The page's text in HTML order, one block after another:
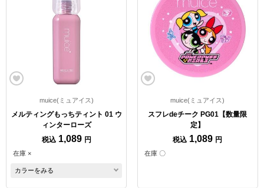
muice(ミュアイス)
メルティングもっちティント 01 ウ
ィンターローズ
税込 1,089 円
在庫 ×
カラーをみる
muice(ミュアイス)
スフレdeチーク PG01【数量限
定】
税込 1,089 円
在庫 〇